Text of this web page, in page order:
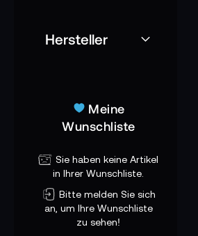
Hersteller
Meine
Wunschliste
Sie haben keine Artikel
in Ihrer Wunschliste.
Bitte melden Sie sich
an, um Ihre Wunschliste
zu sehen!